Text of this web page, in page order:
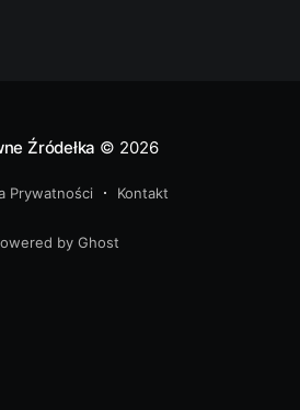
Źródełka © 2026
Prywatności Kontakt
by Ghost